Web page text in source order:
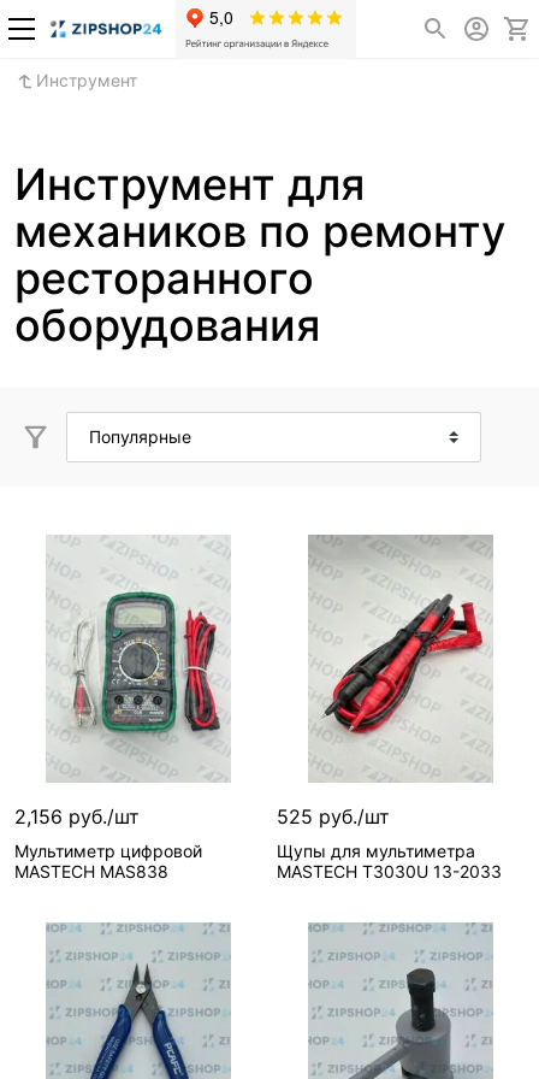
Инструмент
Инструмент для
механиков по ремонту
ресторанного
оборудования
2,156 руб./шт
Мультиметр цифровой
MASTECH MAS838
В корзину
2 шт
525 руб./шт
Щупы для мультиметра
MASTECH T3030U 13-2033
В корзину
7 шт